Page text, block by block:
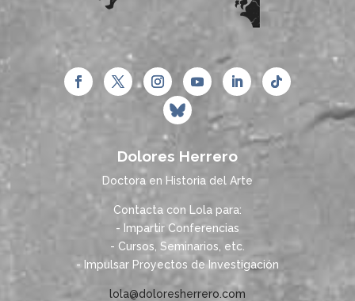
Dolores Herrero
Doctora en Historia del Arte
Contacta con Lola para:
- Impartir Conferencias
- Cursos, Seminarios, etc.
- Impulsar Proyectos de Investigación
lola@doloresherrero.com